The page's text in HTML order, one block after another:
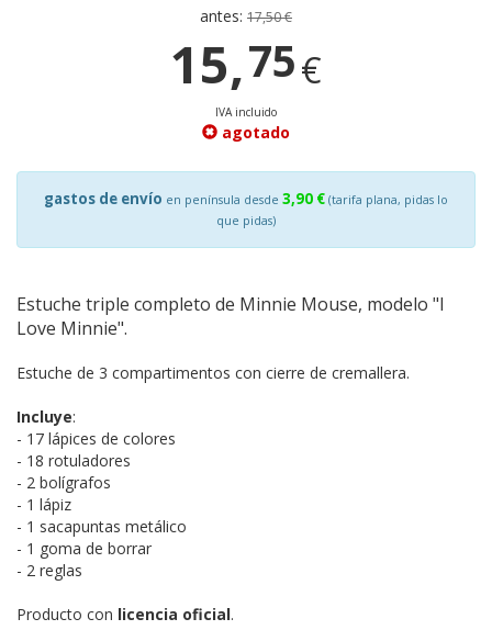
antes: 17,50 €
15,75€
IVA incluido
agotado
gastos de envío en península desde 3,90 € (tarifa plana, pidas lo
que pidas)
Estuche triple completo de Minnie Mouse, modelo "I
Love Minnie".
Estuche de 3 compartimentos con cierre de cremallera.
Incluye:
- 17 lápices de colores
- 18 rotuladores
- 2 bolígrafos
- 1 lápiz
- 1 sacapuntas metálico
- 1 goma de borrar
- 2 reglas
Producto con licencia oficial.